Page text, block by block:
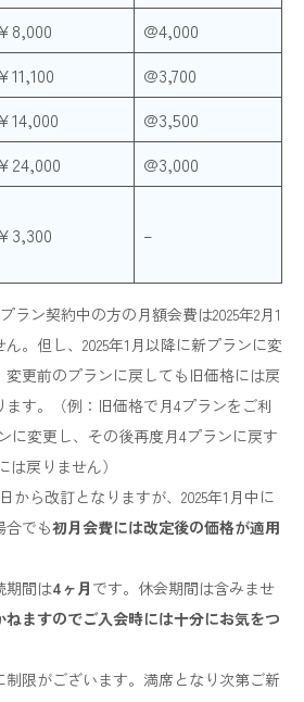
¥8,000
@4,000
¥11,100
@3,700
¥14,000
@3,500
¥24,000
@3,000
¥3,300 –
ラン契約中の方の月額会費は2025年2月1
。但し、2025年1月以降に新プランに変
更前のプランに戻しても旧価格には戻
す。（例：旧価格で月4プランをご利
に変更し、その後再度月4プランに戻す
戻りません）
から改訂となりますが、2025年1月中に
合でも初月会費には改定後の価格が適用
期間は4ヶ月 です。休会期間は含みませ
ますのでご入会時には十分にお気をつ
限がございます。満席となり次第ご新